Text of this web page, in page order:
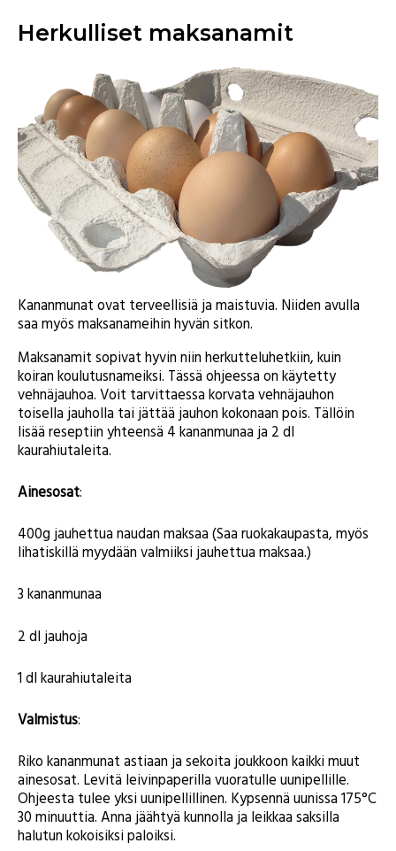
Herkulliset maksanamit
Kananmunat ovat terveellisiä ja maistuvia. Niiden avulla
saa myös maksanameihin hyvän sitkon.
Maksanamit sopivat hyvin niin herkutteluhetkiin, kuin
koiran koulutusnameiksi. Tässä ohjeessa on käytetty
vehnäjauhoa. Voit tarvittaessa korvata vehnäjauhon
toisella jauholla tai jättää jauhon kokonaan pois. Tällöin
lisää reseptiin yhteensä 4 kananmunaa ja 2 dl
kaurahiutaleita.
Ainesosat:
400g jauhettua naudan maksaa (Saa ruokakaupasta, myös
lihatiskillä myydään valmiiksi jauhettua maksaa.)
3 kananmunaa
2 dl jauhoja
1 dl kaurahiutaleita
Valmistus:
Riko kananmunat astiaan ja sekoita joukkoon kaikki muut
ainesosat. Levitä leivinpaperilla vuoratulle uunipellille.
Ohjeesta tulee yksi uunipellillinen. Kypsennä uunissa 175°C
30 minuuttia. Anna jäähtyä kunnolla ja leikkaa saksilla
halutun kokoisiksi paloiksi.